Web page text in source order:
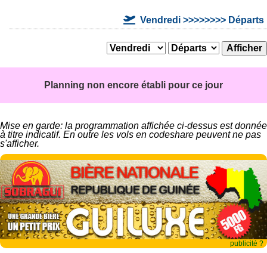
Vendredi >>>>>>>> Départs
Planning non encore établi pour ce jour
Mise en garde: la programmation affichée ci-dessus est donnée
à titre indicatif. En outre les vols en codeshare peuvent ne pas
s'afficher.
publicité ?